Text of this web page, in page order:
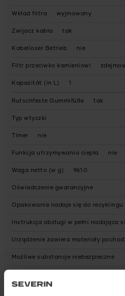
Wkład filtra wyjmowany
Zwijacz kabla tak
Kabelloser Betrieb nie
Filtr przeciwko kamieniowi
Kapazität (in L) 1
Rutschfeste Gummifüße tak
Typ wtyczki
Timer nie
Funkcja utrzymywania ciepła nie
Waga netto (w g) 961.0
Oświadczenie gwarancyjne
Opakowanie nadaje się do recyklingu
Instrukcja obsługi w pełni nadająca
Urządzenie zawiera materiały
Możliwe substancje niebezpieczne